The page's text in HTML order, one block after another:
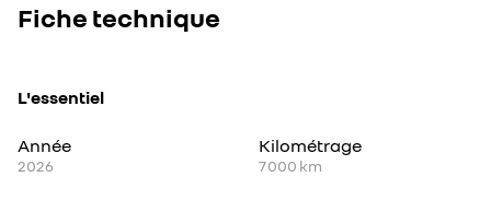
Fiche technique
L'essentiel
Année
2026
Kilométrage
7 000 km